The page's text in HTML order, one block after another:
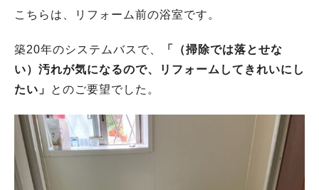
こちらは、リフォーム前の浴室です。
築20年のシステムバスで、
「（掃除では落とせな
い）汚れが気になるので、リフォームしてきれいにし
たい」
とのご要望でした。